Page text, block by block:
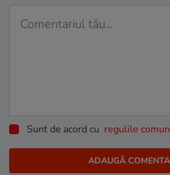
Sunt de acord cu regulile